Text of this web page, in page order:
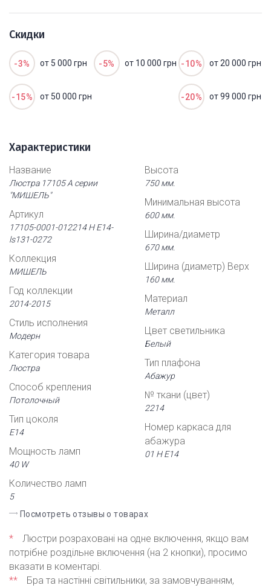
Скидки
-3% от 5 000 грн -5% от 10 000 грн -10% от 20 000 грн
-15% от 50 000 грн -20% от 99 000 грн
Характеристики
Название
Люстра 17105 А серии
"МИШЕЛЬ"
Артикул
17105-0001-012214 Н Е14-
ls131-0272
Коллекция
МИШЕЛЬ
Год коллекции
2014-2015
Стиль исполнения
Модерн
Категория товара
Люстра
Способ крепления
Потолочный
Тип цоколя
Е14
Мощность ламп
40 W
Количество ламп
5
Высота
750 мм.
Минимальная высота
600 мм.
Ширина/диаметр
670 мм.
Ширина (диаметр) Верх
160 мм.
Материал
Металл
Цвет светильника
Белый
Тип плафона
Абажур
№ ткани (цвет)
2214
Номер каркаса для
абажура
01 Н Е14
Посмотреть отзывы о товарах
*
Люстри розраховані на одне включення, якщо вам
потрібне роздільне включення (на 2 кнопки), просимо
вказати в коментарі.
**
Бра та настінні світильники, за замовчуванням,